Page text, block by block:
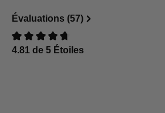
Évaluations (57)
Évaluation avec une note de 0 sur 5
4.81 de 5 Étoiles